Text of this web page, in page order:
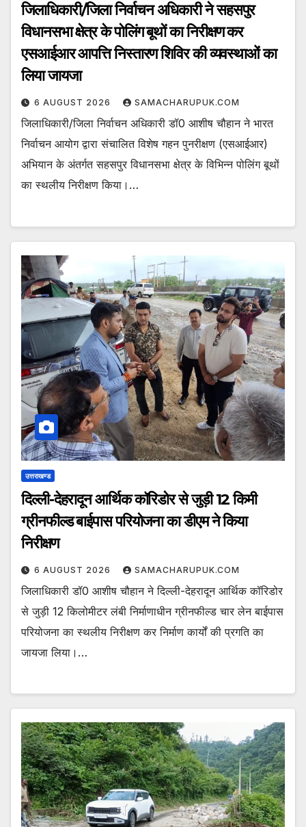
जिलाधिकारी/जिला निर्वाचन अधिकारी ने सहसपुर
विधानसभा क्षेत्र के पोलिंग बूथों का निरीक्षण कर
एसआईआर आपत्ति निस्तारण शिविर की व्यवस्थाओं का
लिया जायजा
6 AUGUST 2026 SAMACHARUPUK.COM
जिलाधिकारी/जिला निर्वाचन अधिकारी डॉ0 आशीष चौहान ने भारत
निर्वाचन आयोग द्वारा संचालित विशेष गहन पुनरीक्षण (एसआईआर)
अभियान के अंतर्गत सहसपुर विधानसभा क्षेत्र के विभिन्न पोलिंग बूथों
का स्थलीय निरीक्षण किया।…
उत्तराखण्ड
दिल्ली-देहरादून आर्थिक कॉरिडोर से जुड़ी 12 किमी
ग्रीनफील्ड बाईपास परियोजना का डीएम ने किया
निरीक्षण
6 AUGUST 2026 SAMACHARUPUK.COM
जिलाधिकारी डॉ0 आशीष चौहान ने दिल्ली-देहरादून आर्थिक कॉरिडोर
से जुड़ी 12 किलोमीटर लंबी निर्माणाधीन ग्रीनफील्ड चार लेन बाईपास
परियोजना का स्थलीय निरीक्षण कर निर्माण कार्यों की प्रगति का
जायजा लिया।…